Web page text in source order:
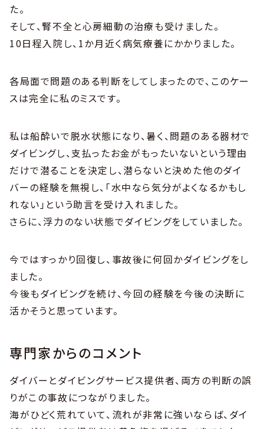
た。
そして、腎不全と心房細動の治療も受けました。
10日程入院し、1か月近く病気療養にかかりました。
各局面で問題のある判断をしてしまったので、このケー
スは完全に私のミスです。
私は船酔いで脱水状態になり、暑く、問題のある器材で
ダイビングし、支払ったお金がもったいないという理由
だけで潜ることを決定し、潜らないと決めた他のダイ
バーの経験を無視し、「水中なら気分がよくなるかもし
れない」という助言を受け入れました。
さらに、浮力のない状態でダイビングをしていました。
今ではすっかり回復し、事故後に何回かダイビングをし
ました。
今後もダイビングを続け、今回の経験を今後の決断に
活かそうと思っています。
専門家からのコメント
ダイバーとダイビングサービス提供者、両方の判断の誤
りがこの事故につながりました。
海がひどく荒れていて、流れが非常に強いならば、ダイ